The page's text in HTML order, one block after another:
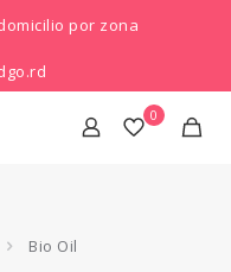
por zona
0
Bio Oil